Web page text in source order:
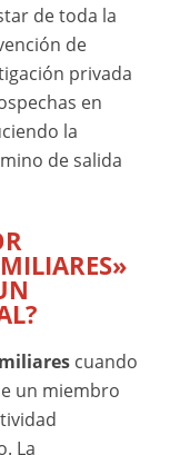
de toda la
de
privada
en
la
de salida
cuando
un miembro
La